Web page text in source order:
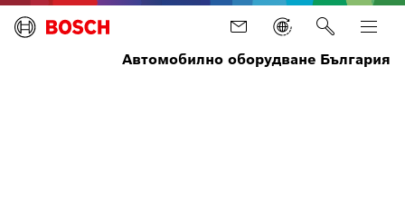
Автомобилно оборудване България